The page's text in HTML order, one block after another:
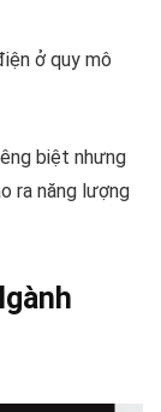
ở quy mô
biệt nhưng
ra năng lượng